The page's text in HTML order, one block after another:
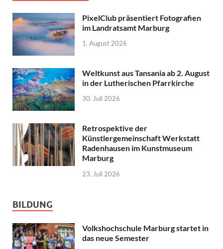
PixelClub präsentiert Fotografien
im Landratsamt Marburg
1. August 2026
Weltkunst aus Tansania ab 2. August
in der Lutherischen Pfarrkirche
30. Juli 2026
Retrospektive der
Künstlergemeinschaft Werkstatt
Radenhausen im Kunstmuseum
Marburg
23. Juli 2026
BILDUNG
Volkshochschule Marburg startet in
das neue Semester